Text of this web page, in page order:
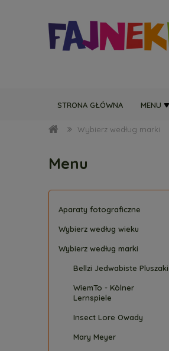
STRONA GŁÓWNA MENU
Wybierz według marki
Menu
Aparaty fotograficzne
Wybierz według wieku
Wybierz według marki
Bellzi Jedwabiste Pluszaki
WiemTo - Kölner
Lernspiele
Insect Lore Owady
Mary Meyer